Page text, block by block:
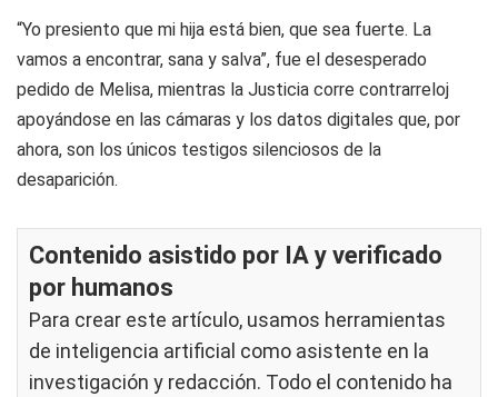
“Yo presiento que mi hija está bien, que sea fuerte. La
vamos a encontrar, sana y salva”, fue el desesperado
pedido de Melisa, mientras la Justicia corre contrarreloj
apoyándose en las cámaras y los datos digitales que, por
ahora, son los únicos testigos silenciosos de la
desaparición.
Contenido asistido por IA y verificado
por humanos
Para crear este artículo, usamos herramientas
de inteligencia artificial como asistente en la
investigación y redacción. Todo el contenido ha